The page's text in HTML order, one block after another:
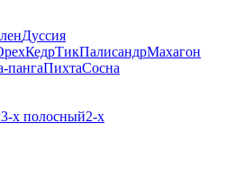
Дуссия
КедрТикПалисандрМахагон
пангаПихтаСосна
3-х полосный2-х